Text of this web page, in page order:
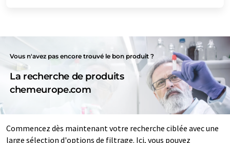
Vous n'avez pas encore trouvé le bon produit ?
La recherche de produits
chemeurope.com
Commencez dès maintenant votre recherche ciblée avec une
large sélection d'options de filtrage. Ici, vous pouvez